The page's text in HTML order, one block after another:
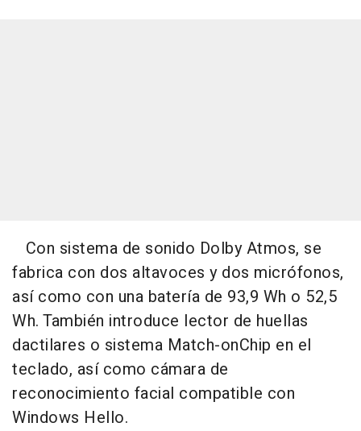
Con sistema de sonido Dolby Atmos, se
fabrica con dos altavoces y dos micrófonos,
así como con una batería de 93,9 Wh o 52,5
Wh. También introduce lector de huellas
dactilares o sistema Match-onChip en el
teclado, así como cámara de
reconocimiento facial compatible con
Windows Hello.